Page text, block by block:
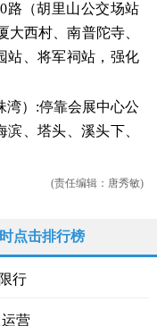
路（胡里山公交场站
西村、南普陀寺、
站、将军祠站，强化
）:停靠会展中心公
、塔头、溪头下、
(责任编辑：唐秀敏)
点击排行榜
行
营